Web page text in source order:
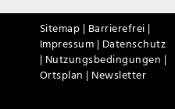
Sitemap | Barrierefrei |
Impressum | Datenschutz
| Nutzungsbedingungen |
Ortsplan | Newsletter